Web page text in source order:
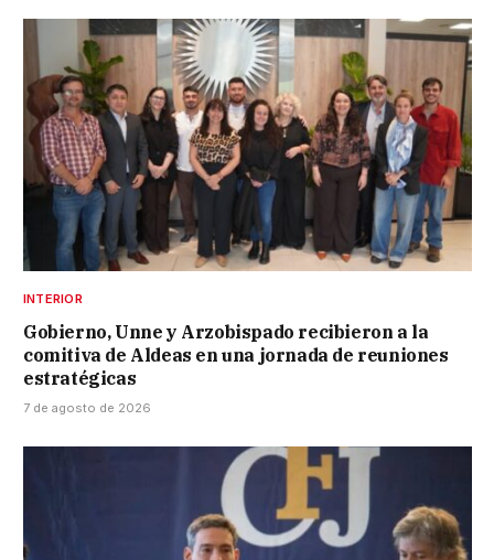
INTERIOR
Gobierno, Unne y Arzobispado recibieron a la
comitiva de Aldeas en una jornada de reuniones
estratégicas
7 de agosto de 2026